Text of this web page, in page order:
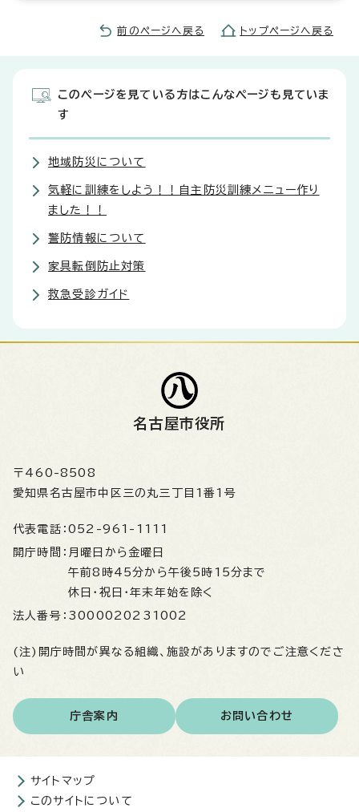
前のページへ戻る トップページへ戻る
このページを見ている方はこんなページも見ていま
す
地域防災について
気軽に訓練をしよう！！自主防災訓練メニュー作り
ました！！
警防情報について
家具転倒防止対策
救急受診ガイド
名古屋市役所
〒460-8508
愛知県名古屋市中区三の丸三丁目1番1号
代表電話： 052-961-1111
開庁時間： 月曜日から金曜日
午前8時45分から午後5時15分まで
休日・祝日・年末年始を除く
法人番号： 3000020231002
(注)開庁時間が異なる組織、施設がありますのでご注意くださ
い
庁舎案内 お問い合わせ
サイトマップ
このサイトについて